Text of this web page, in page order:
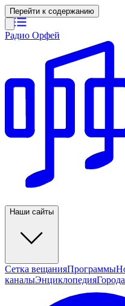
Перейти к содержанию
Радио Орфей
Наши сайты
Сетка вещанияПрограммы
каналыЭнциклопедия